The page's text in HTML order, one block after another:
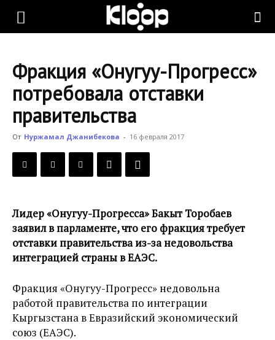
KLOOP.KG
Новости
Кыргызстана
Фракция «Онугуу-Прогресс»
потребовала отставки
правительства
От Нуржамал Джанибекова - 16 февраля 2017
Лидер «Онугуу-Прогресса» Бакыт Торобаев
заявил в парламенте, что его фракция требует
отставки правительства из-за недовольства
интеграцией страны в ЕАЭС.
Фракция «Онугуу-Прогресс» недовольна
работой правительства по интеграции
Кыргызстана в Евразийский экономический
союз (ЕАЭС).